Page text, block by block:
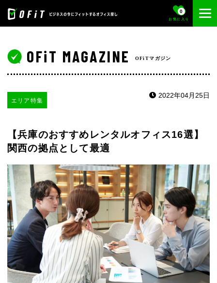
お気に入り
0
OFiT MAGAZINE OFiTマガジン
エリア特集
2022年04月25日
【兵庫のおすすめレンタルオフィス16選】
関西の拠点として最適